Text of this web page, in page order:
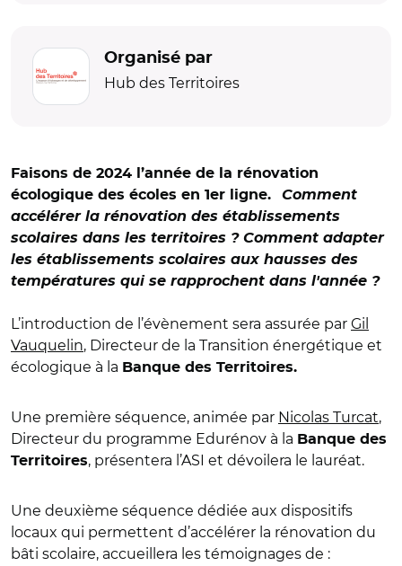
Organisé par
Hub des Territoires
Faisons de 2024 l’année de la rénovation
écologique des écoles en 1er ligne.
Comment
accélérer la rénovation des établissements
scolaires dans les territoires ? Comment adapter
les établissements scolaires aux hausses des
températures qui se rapprochent dans l'année ?
L’introduction de l’évènement sera assurée par Gil
Vauquelin, Directeur de la Transition énergétique et
écologique à la Banque des Territoires.
Une première séquence, animée par Nicolas Turcat,
Directeur du programme Edurénov à la Banque des
Territoires, présentera l’ASI et dévoilera le lauréat.
Une deuxième séquence dédiée aux dispositifs
locaux qui permettent d’accélérer la rénovation du
bâti scolaire, accueillera les témoignages de :